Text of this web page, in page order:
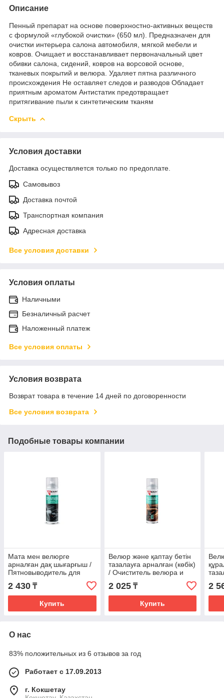
Описание
Пенный препарат на основе поверхностно-активных веществ
с формулой «глубокой очистки» (650 мл). Предназначен для
очистки интерьера салона автомобиля, мягкой мебели и
ковров. Очищает и восстанавливает первоначальный цвет
обивки салона, сидений, ковров на ворсовой основе,
тканевых покрытий и велюра. Удаляет пятна различного
происхождения Не оставляет следов и разводов Обладает
приятным ароматом Антистатик предотвращает
притягивание пыли к синтетическим тканям
Скрыть
Условия доставки
Доставка осуществляется только по предоплате.
Самовывоз
Доставка почтой
Транспортная компания
Адресная доставка
Все условия доставки
Условия оплаты
Наличными
Безналичный расчет
Наложенный платеж
Все условия оплаты
Условия возврата
Возврат товара в течение 14 дней по договоренности
Все условия возврата
Подобные товары компании
Мата мен велюрге
арналған дақ шығарғыш /
Пятновыводитель для
ткани и велюра KERRY
KR978 335мл.
2 430 ₸
Купить
Велюр және қаптау бетін
тазалауға арналған (көбік)
/ Очиститель велюра и
обивки салона KERRY
KR975 335мл.
2 025₸
Купить
2
О нас
83% положительных из 6 отзывов за год
Работает с 17.09.2013
г. Кокшетау